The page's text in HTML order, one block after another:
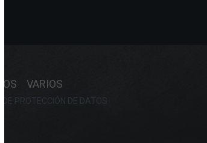
VARIOS
DE PROTECCIÓN DE DATOS